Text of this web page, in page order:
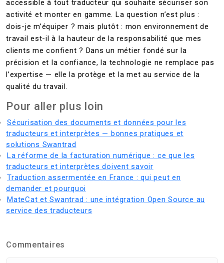
accessible à tout traducteur qui souhaite sécuriser son
activité et monter en gamme. La question n’est plus :
dois-je m’équiper ? mais plutôt : mon environnement de
travail est-il à la hauteur de la responsabilité que mes
clients me confient ? Dans un métier fondé sur la
précision et la confiance, la technologie ne remplace pas
l’expertise — elle la protège et la met au service de la
qualité du travail.
Pour aller plus loin
Sécurisation des documents et données pour les
traducteurs et interprètes — bonnes pratiques et
solutions Swantrad
La réforme de la facturation numérique : ce que les
traducteurs et interprètes doivent savoir
Traduction assermentée en France : qui peut en
demander et pourquoi
MateCat et Swantrad : une intégration Open Source au
service des traducteurs
Commentaires